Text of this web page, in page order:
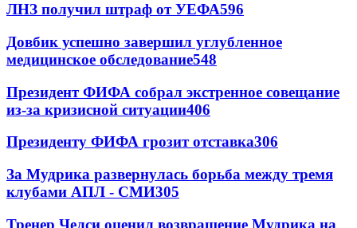
ЛНЗ получил штраф от УЕФА596
Довбик успешно завершил углубленное
медицинское обследование548
Президент ФИФА собрал экстренное совещание
из-за кризисной ситуации406
Президенту ФИФА грозит отставка306
За Мудрика развернулась борьба между тремя
клубами АПЛ - СМИ305
Тренер Челси оценил возвращение Мудрика на